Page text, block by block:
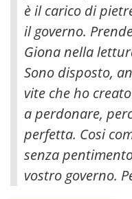
è il carico di
il governo.
Giona nella
Sono disposto,
vite che ho
a perdonare,
perfetta. Cosi
senza
vostro governo.